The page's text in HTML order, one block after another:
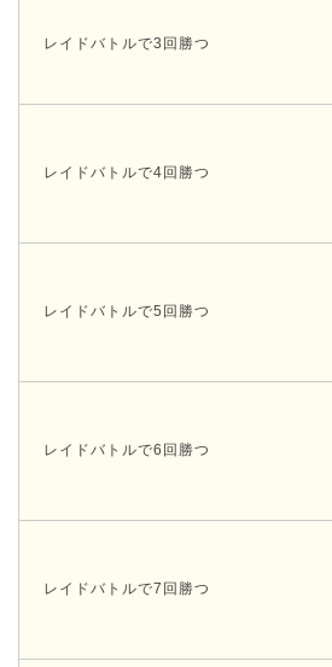
レイドバトルで3回勝つ
レイドバトルで4回勝つ
レイドバトルで5回勝つ
レイドバトルで6回勝つ
レイドバトルで7回勝つ